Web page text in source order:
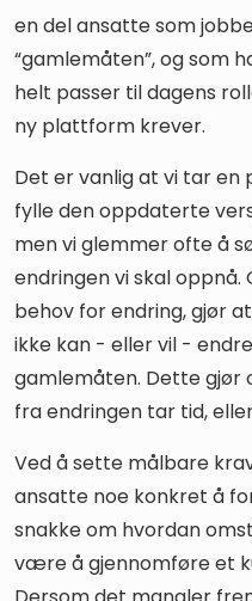
en del ansatte som
“gamlemåten”, og som
helt passer til dagens
ny plattform krever.
Det er vanlig at vi tar en
fylle den oppdaterte
men vi glemmer ofte å
endringen vi skal
behov for endring, gjør
ikke kan - eller vil -
gamlemåten. Dette gjør
fra endringen tar tid,
Ved å sette målbare
ansatte noe konkret å
snakke om hvordan
være å gjennomføre et